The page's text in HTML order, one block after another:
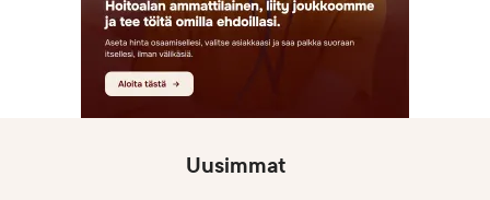
Uusimmat